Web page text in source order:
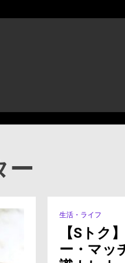
ー
生活・ライフ
【Sトク
ー・マッ